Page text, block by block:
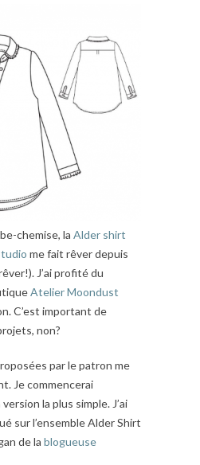
chemise, la Alder shirt
me fait rêver depuis
J’ai profité du
Atelier Moondust
C’est important de
non?
par le patron me
Je commencerai
la plus simple. J’ai
sur l’ensemble Alder Shirt
de la blogueuse